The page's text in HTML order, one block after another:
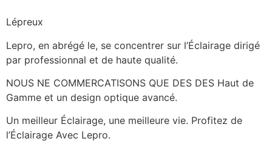
Lépreux
Lepro, en abrégé le, se concentrer sur l’Éclairage dirigé
par professionnal et de haute qualité.
NOUS NE COMMERCATISONS QUE DES DES Haut de
Gamme et un design optique avancé.
Un meilleur Éclairage, une meilleure vie. Profitez de
l’Éclairage Avec Lepro.